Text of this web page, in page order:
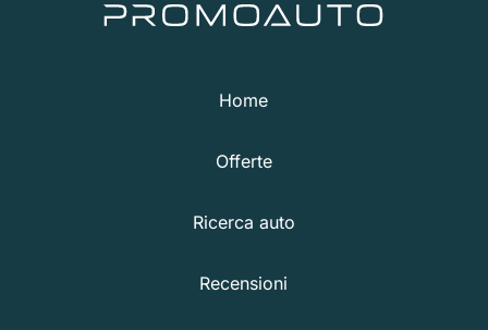
Home
Offerte
Ricerca auto
Recensioni